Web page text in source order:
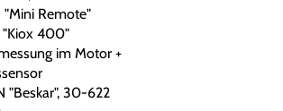
"Mini Remote"
"Kiox 400"
im Motor +
"Beskar", 30-622